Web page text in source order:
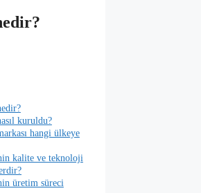
kuruldu?
hangi ülkeye
kalite ve teknoloji
üretim süreci